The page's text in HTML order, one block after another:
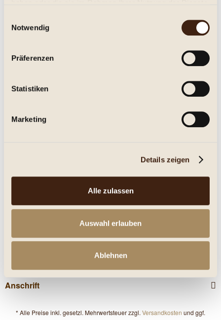
Notwendig
Präferenzen
Statistiken
Marketing
Details zeigen
Alle zulassen
Auswahl erlauben
Ablehnen
Merken
Spaetburgunder, trocken Weingut Friedrich Becker, Schweigen
Eigenschaften
Kunden haben sich ebenfalls angesehen
Shop Service
Anschrift
* Alle Preise inkl. gesetzl. Mehrwertsteuer zzgl. Versandkosten und ggf.